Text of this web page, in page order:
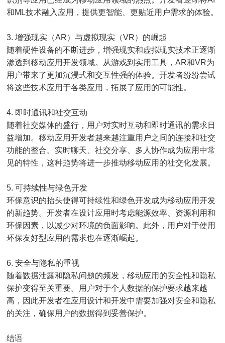
和ML技术融入应用，提供更智能、更贴近用户需求的体验。
3. 增强现实（AR）与虚拟现实（VR）的崛起
随着硬件设备的不断进步，增强现实和虚拟现实技术正逐渐
渗透到移动应用开发领域。从游戏到实用工具，AR和VR为
用户带来了更加沉浸式和交互性强的体验。开发者纷纷尝试
将这些技术应用于各类应用，拓展了应用的可能性。
4. 即时通讯和社交互动
随着社交媒体的盛行，用户对实时互动和即时通讯的需求日
益增加。移动应用开发者越来越注重用户之间的连接和社交
功能的整合。实时聊天、社交分享、多人协作成为应用中常
见的特性，这种趋势将进一步推动移动应用的社交化发展。
5. 可持续性与绿色开发
环保意识的抬头使得可持续性和绿色开发成为移动应用开发
的新趋势。开发者在设计应用时考虑能源效率、资源利用和
环保因素，以减少对环境的负面影响。此外，用户对于使用
环保友好型应用的需求也在逐渐崛起。
6. 安全与隐私的重视
随着数据泄露和隐私问题的频发，移动应用的安全性和隐私
保护变得至关重要。用户对于个人数据的保护要求越来越
高，因此开发者在应用设计和开发中需要加强对安全和隐私
的关注，确保用户的数据得到妥善保护。
结语